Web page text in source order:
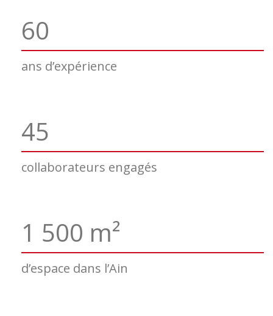
60
ans d’expérience
45
collaborateurs engagés
1 500 m²
d’espace dans l’Ain